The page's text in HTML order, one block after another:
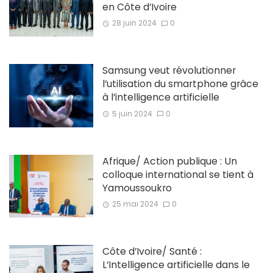
en Côte d’Ivoire
28 juin 2024 0
Samsung veut révolutionner
l’utilisation du smartphone grâce
à l’intelligence artificielle
5 juin 2024 0
Afrique/ Action publique : Un
colloque international se tient à
Yamoussoukro
25 mai 2024 0
Côte d’Ivoire/ Santé :
L’Intelligence artificielle dans le